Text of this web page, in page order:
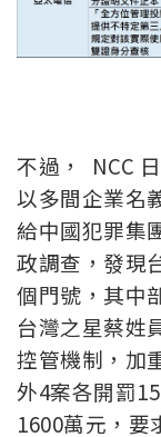
不過 ， NCC
以多間企業名
給中國犯罪集
政調查，發現
個門號，其中
台灣之星蔡姓
控管機制，加
外4案各開罰
1600萬元，要